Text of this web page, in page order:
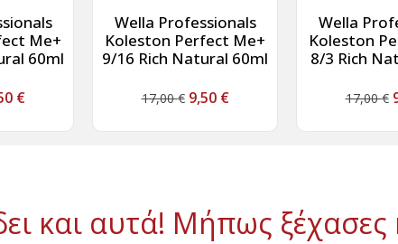
Me+
60ml
€
Wella Professionals
Koleston Perfect Me+
9/16 Rich Natural 60ml
17,00€ 9,50 €
Wella
Koleston
8/3 Rich
17,00€
και αυτά! Μήπως ξέχασες